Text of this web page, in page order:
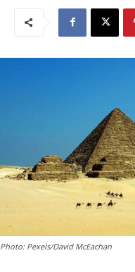
Photo: Pexels/David McEachan